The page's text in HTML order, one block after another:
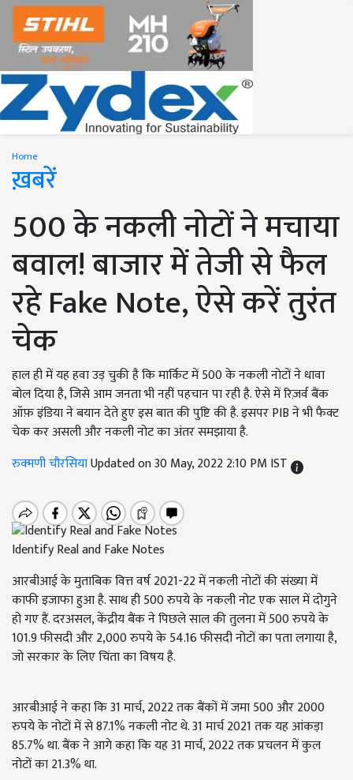
Home
ख़बरें
500 के नकली नोटों ने मचाया
बवाल! बाजार में तेजी से फैल
रहे Fake Note, ऐसे करें तुरंत
चेक
हाल ही में यह हवा उड़ चुकी है कि मार्किट में 500 के नकली नोटों ने धावा
बोल दिया है, जिसे आम जनता भी नहीं पहचान पा रही है. ऐसे में रिज़र्व बैंक
ऑफ़ इंडिया ने बयान देते हुए इस बात की पुष्टि की है. इसपर PIB ने भी फैक्ट
चेक कर असली और नकली नोट का अंतर समझाया है.
रुक्मणी चौरसियाUpdated on 30 May, 2022 2:10 PM IST
Identify Real and Fake Notes
आरबीआई के मुताबिक वित्त वर्ष 2021-22 में नकली नोटों की संख्या में
काफी इजाफा हुआ है. साथ ही500 रुपये के नकली नोट एक साल में दोगुने
हो गए हैं. दरअसल, केंद्रीय बैंक ने पिछले साल की तुलना में500 रुपये के
101.9 फीसदी और 2,000 रुपये के 54.16 फीसदी नोटों का पता लगाया है,
जो सरकार के लिए चिंता का विषय है.
आरबीआई ने कहा कि 31 मार्च, 2022 तक बैंकों में जमा500 और2000
रुपये के नोटों में से 87.1% नकली नोट थे. 31 मार्च 2021 तक यह आंकड़ा
85.7% था. बैंक ने आगे कहा कि यह 31 मार्च, 2022 तक प्रचलन में कुल
नोटों का 21.3% था.